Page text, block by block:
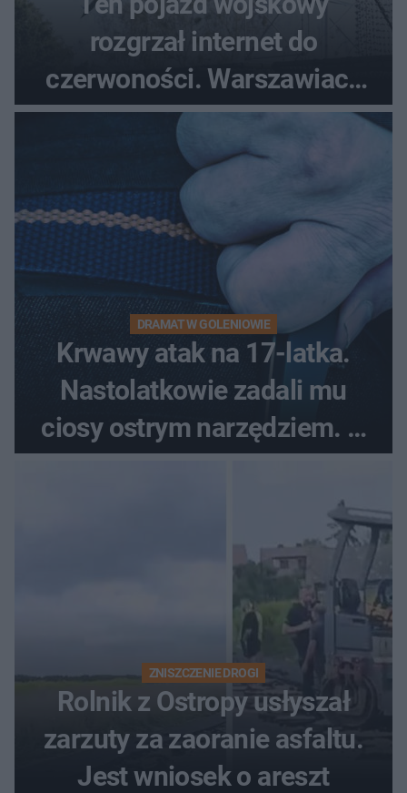
rozgrzał internet do
czerwoności. Warszawiacy
pytali, czy to Mad Max!
DRAMAT W GOLENIOWIE
Krwawy atak na 17-latka.
Nastolatkowie zadali mu
ciosy ostrym narzędziem. O
ich losach zdecyduje sąd
ZNISZCZENIE DROGI
Rolnik z Ostropy usłyszał
zarzuty za zaoranie asfaltu.
Jest wniosek o areszt